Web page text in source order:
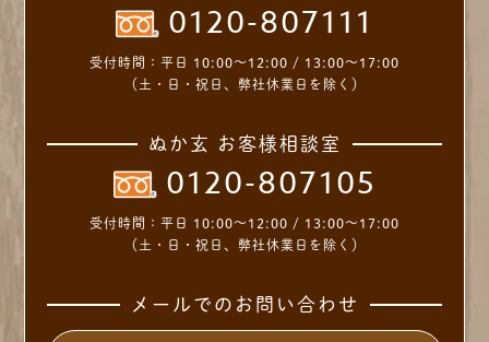
0120-807111
受付時間： 平日 10:00～12:00 / 13:00～17:00
（土・日・祝日、弊社休業日を除く）
ぬか玄 お客様相談室
0120-807105
受付時間： 平日 10:00～12:00 / 13:00～17:00
（土・日・祝日、弊社休業日を除く）
メールでのお問い合わせ